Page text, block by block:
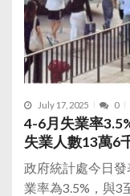
July 17, 2025 0
4-6月失業率
失業人數13萬6
政府統計處今日
業率為3.5%，與3